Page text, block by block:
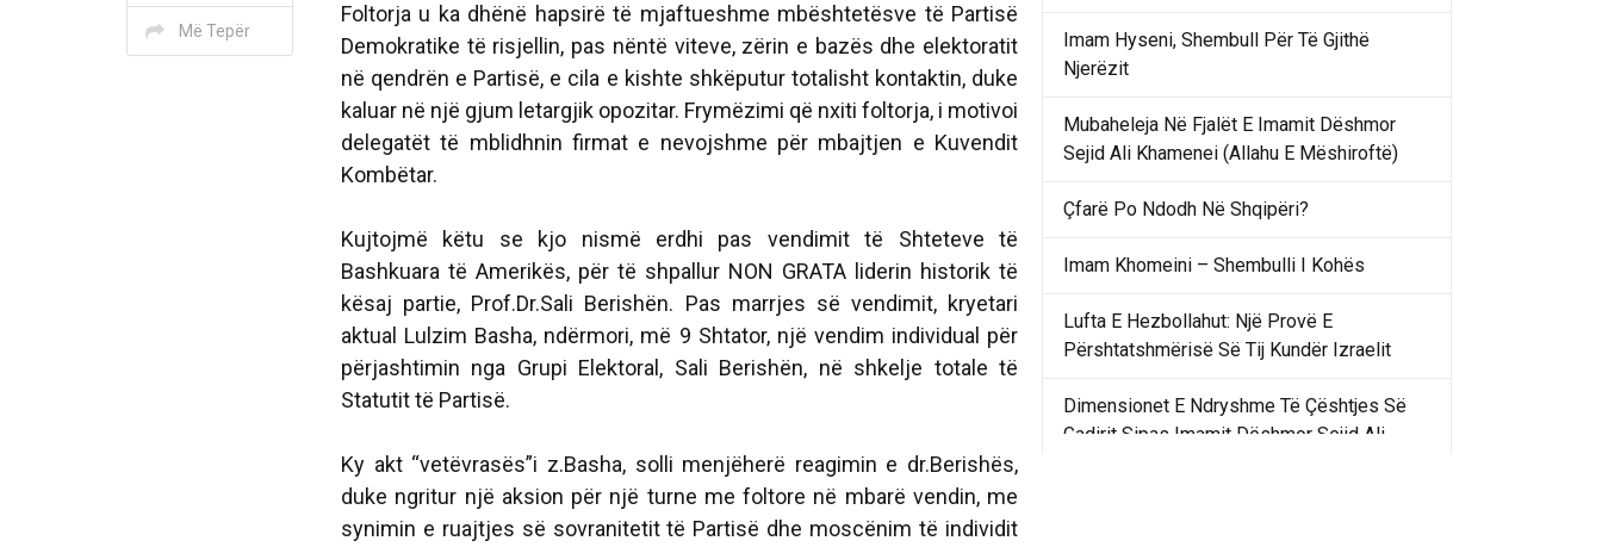
Më Tepër
Foltorja u ka dhënë hapsirë të mjaftueshme mbështetësve të Partisë
Demokratike të risjellin, pas nëntë viteve, zërin e bazës dhe elektoratit
në qendrën e Partisë, e cila e kishte shkëputur totalisht kontaktin, duke
kaluar në një gjum letargjik opozitar. Frymëzimi që nxiti foltorja, i motivoi
delegatët të mblidhnin firmat e nevojshme për mbajtjen e Kuvendit
Kombëtar.
Kujtojmë këtu se kjo nismë erdhi pas vendimit të Shteteve të
Bashkuara të Amerikës, për të shpallur NON GRATA liderin historik të
kësaj partie, Prof.Dr.Sali Berishën. Pas marrjes së vendimit, kryetari
aktual Lulzim Basha, ndërmori, më 9 Shtator, një vendim individual për
përjashtimin nga Grupi Elektoral, Sali Berishën, në shkelje totale të
Statutit të Partisë.
Ky akt “vetëvrasës”i z.Basha, solli menjëherë reagimin e dr.Berishës,
duke ngritur një aksion për një turne me foltore në mbarë vendin, me
synimin e ruajtjes së sovranitetit të Partisë dhe moscënim të individit
Imam Hyseni, Shembull Për Të Gjithë
Njerëzit
Mubaheleja Në Fjalët E Imamit Dëshmor
Sejid Ali Khamenei (Allahu E Mëshiroftë)
Çfarë Po Ndodh Në Shqipëri?
Imam Khomeini – Shembulli I Kohës
Lufta E Hezbollahut: Një Provë E
Përshtatshmërisë Së Tij Kundër Izraelit
Dimensionet E Ndryshme Të Çështjes Së
Gadirit Sipas Imamit Dëshmor Sejid Ali